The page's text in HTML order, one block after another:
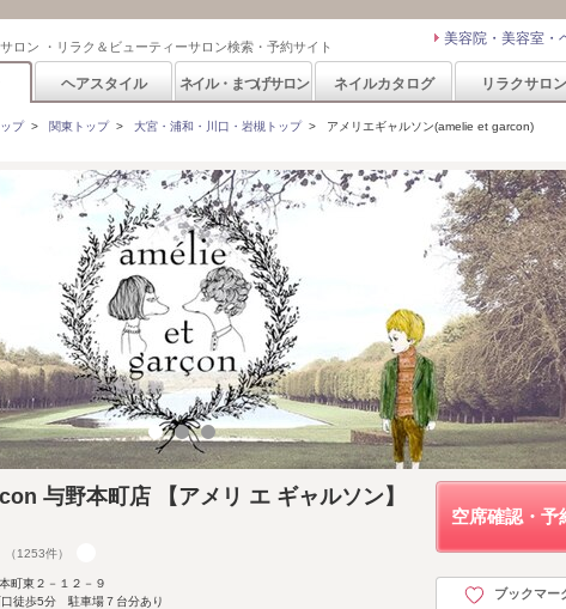
ロン ・リラク＆ビューティーサロン検索・予約サイト 美容院・美容室・
ヘアスタイル ネイル・まつげサロン ネイルカタログ リラクサロン
プ> 関東トップ> 大宮・浦和・川口・岩槻トップ> アメリエギャルソン(amelie et garcon)
空席確認・予
ブックマー
与野本町店 【アメリ エ ギャルソン】
（1253件）
町東２－１２－９
徒歩5分 駐車場７台分あり